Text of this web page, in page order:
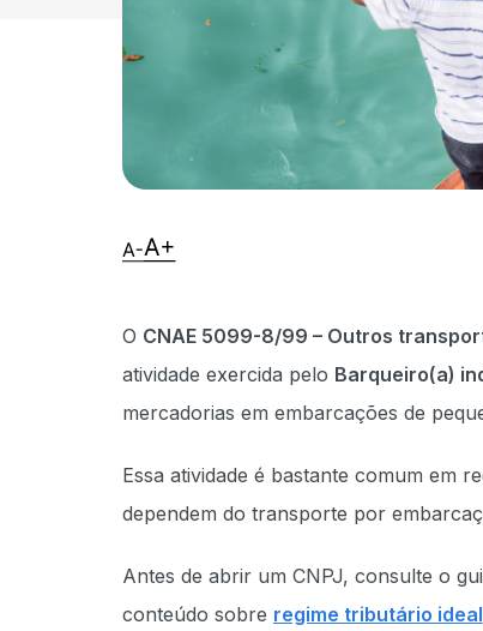
O CNAE 5099-8/99 – Outros
atividade exercida pelo Barqueiro(a)
mercadorias em embarcações de
Essa atividade é bastante comum em
dependem do transporte por
Antes de abrir um CNPJ, consulte o
conteúdo sobre regime tributário ideal